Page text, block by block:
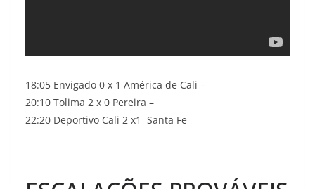
18:05 Envigado 0 x 1 América de Cali –
20:10 Tolima 2 x 0 Pereira –
22:20 Deportivo Cali 2 x1 Santa Fe